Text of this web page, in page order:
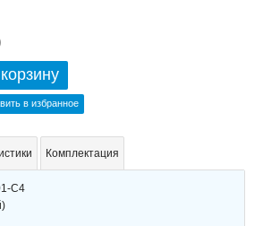
в избранное
Комплектация
C4